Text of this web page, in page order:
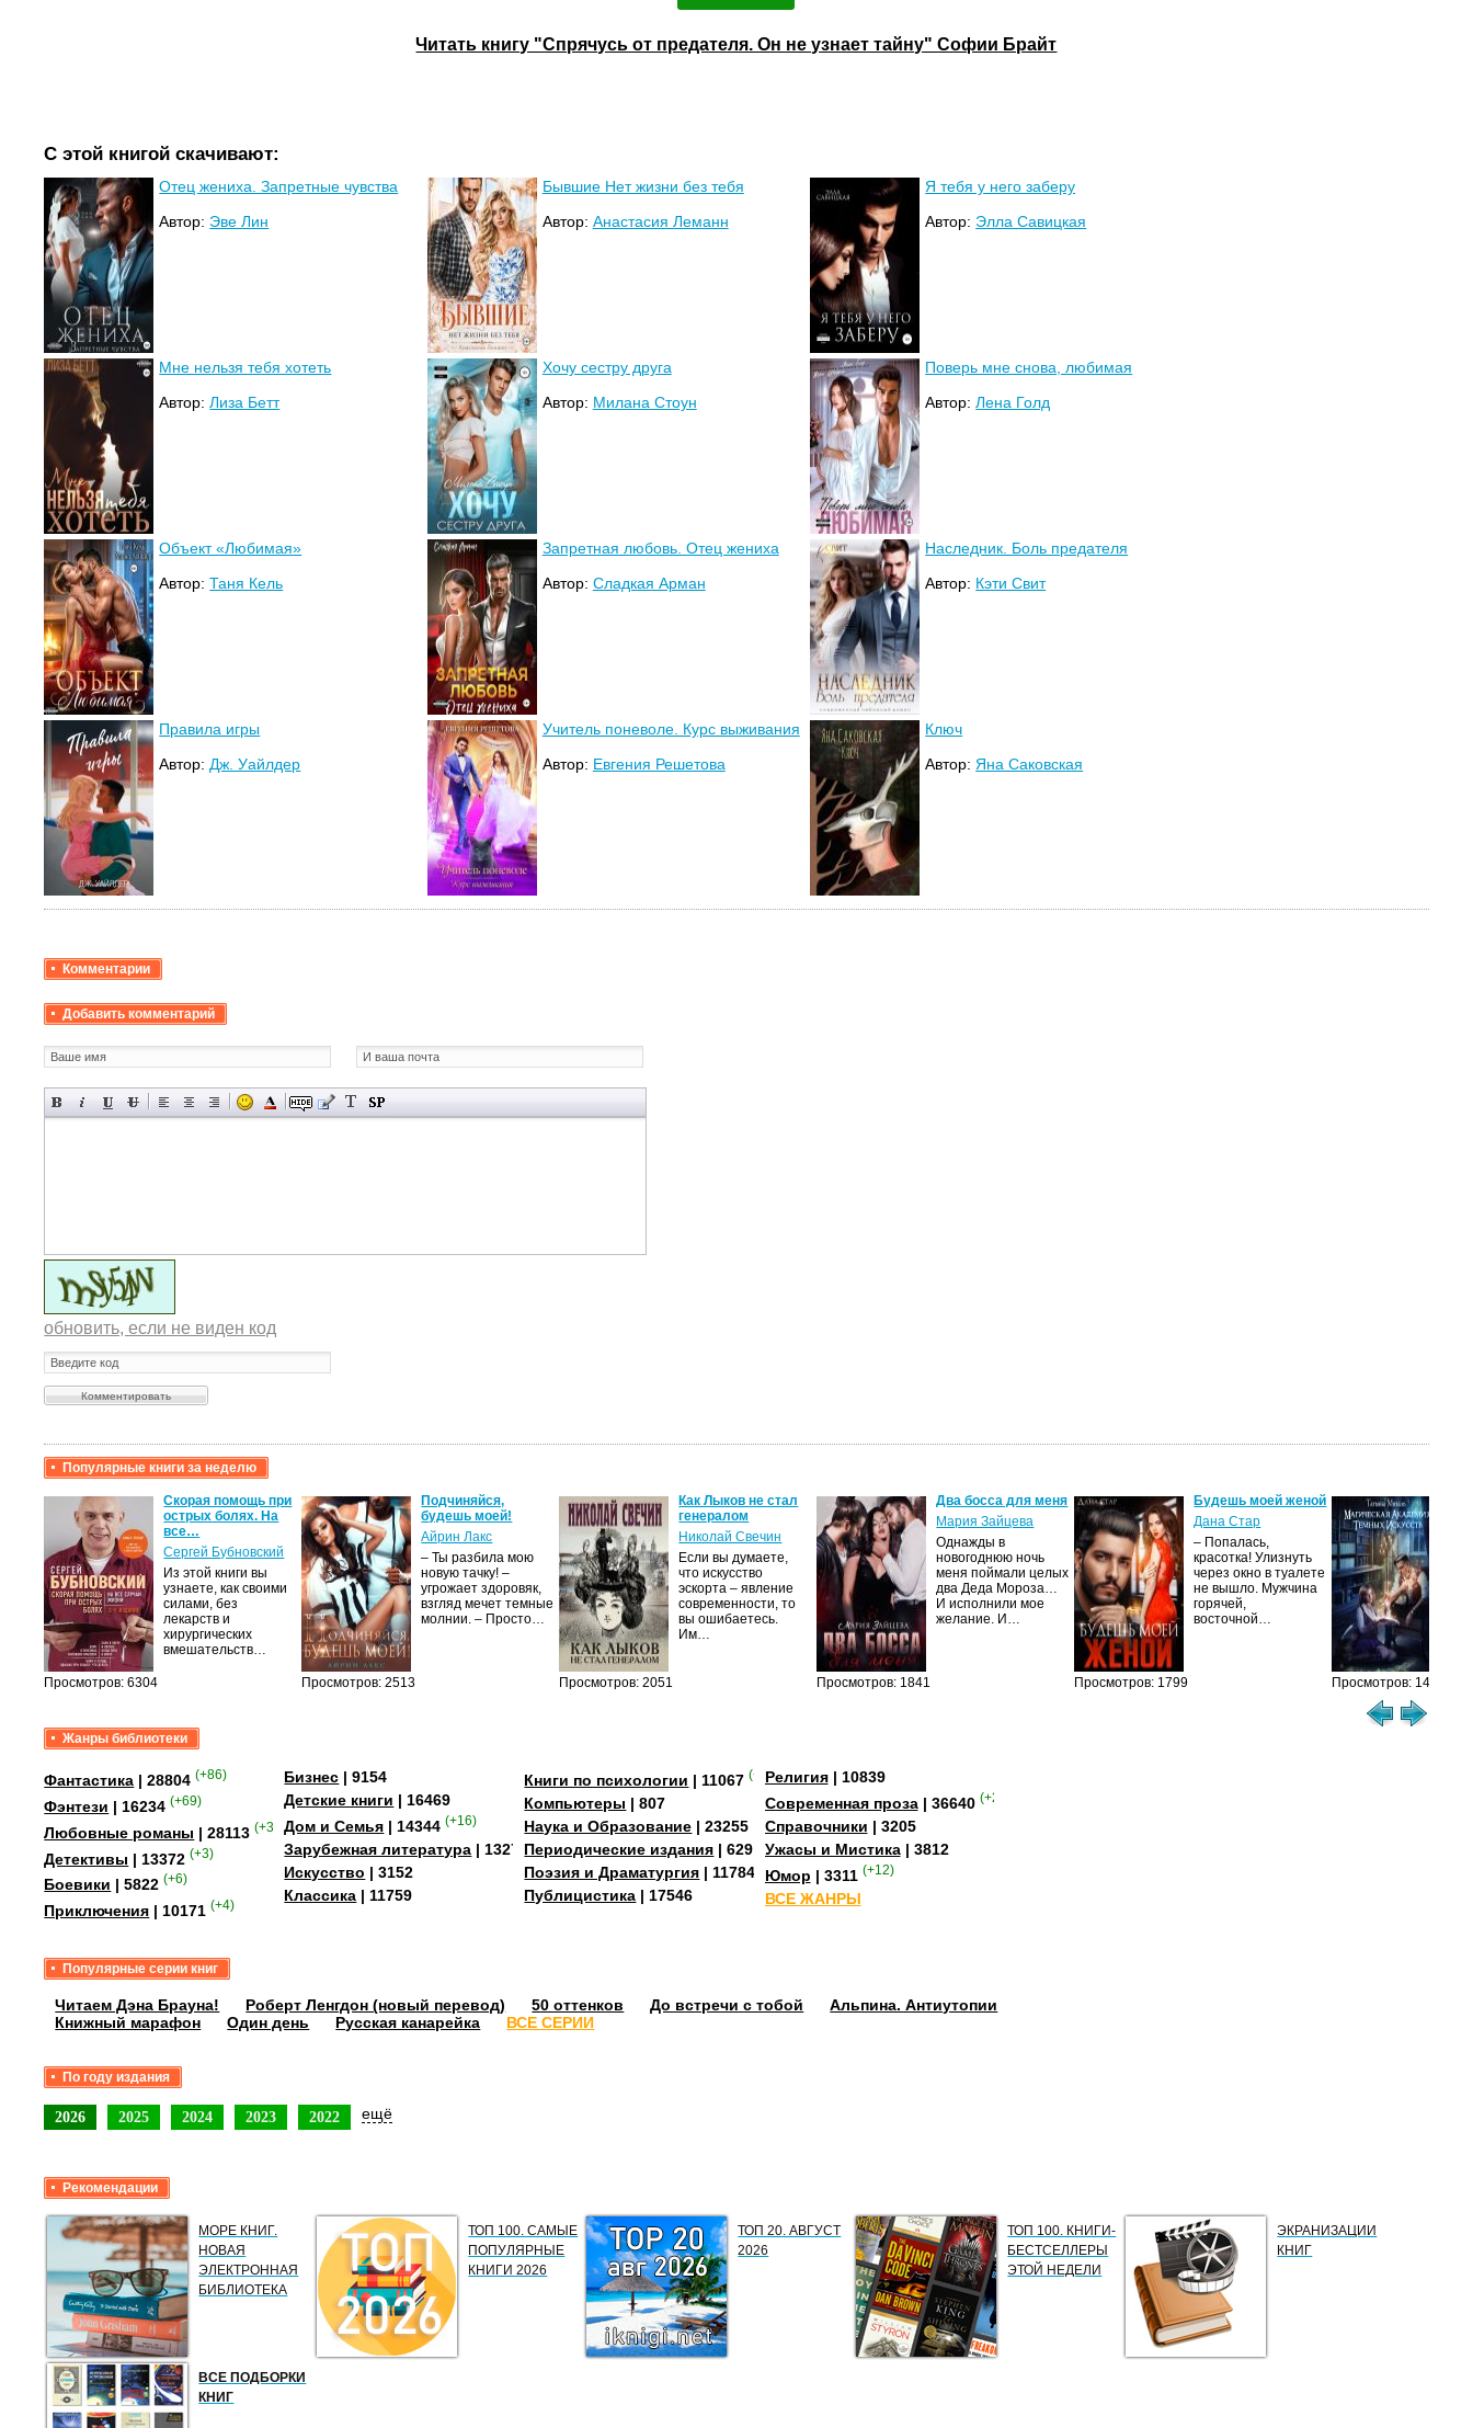
Читать книгу "Спрячусь от предателя. Он не узнает тайну" Софии Брайт
С этой книгой скачивают:
Отец жениха. Запретные чувства
Автор: Эве Лин
Бывшие Нет жизни без тебя
Автор: Анастасия Леманн
Я тебя у него заберу
Автор: Элла Савицкая
Мне нельзя тебя хотеть
Автор:Лиза Бетт
Хочу сестру друга
Автор: Милана Стоун
Поверь мне снова, любимая
Автор:Лена Голд
Объект «Любимая»
Автор:Таня Кель
Запретная любовь. Отец жениха
Автор: Сладкая Арман
Наследник. Боль предателя
Автор: Кэти Свит
Правила игры
Автор: Дж. Уайлдер
Учитель поневоле. Курс выживания
Автор: Евгения Решетова
Ключ
Автор: Яна Саковская
Комментарии
Добавить комментарий
обновить, если не виден код
Популярные книги за неделю
Просмотров: 6304
Скорая помощь при
острых болях. На
все…
Сергей Бубновский
Из этой книги вы
узнаете, как своими
силами, без
лекарств и
хирургических
вмешательств…
Просмотров: 2513
Подчиняйся,
будешь моей!
Айрин Лакс
– Ты разбила мою
новую тачку! –
угрожает здоровяк,
взгляд мечет темные
молнии. – Просто…
Просмотров: 2051
Как Лыков не стал
генералом
Николай Свечин
Если вы думаете,
что искусство
эскорта – явление
современности, то
вы ошибаетесь.
Им…
Просмотров: 1841
Два босса для меня
Мария Зайцева
Однажды в
новогоднюю ночь
меня поймали целых
два Деда Мороза…
И исполнили мое
желание. И…
Просмотров: 1799
Будешь моей женой
Дана Стар
– Попалась,
красотка! Улизнуть
через окно в туалете
не вышло. Мужчина
горячей,
восточной…
Просмотров: 1459
Жанры библиотеки
Фантастика | 28804 (+86)
Фэнтези | 16234 (+69)
Любовные романы | 28113 (+358)
Детективы | 13372 (+3)
Боевики | 5822 (+6)
Приключения | 10171 (+4)
Бизнес | 9154
Детские книги | 16469
Дом и Семья | 14344 (+16)
Зарубежная литература | 13273
Искусство | 3152
Классика | 11759
Книги по психологии | 11067 (+3)
Компьютеры | 807
Наука и Образование | 23255
Периодические издания | 629
Поэзия и Драматургия | 11784
Публицистика | 17546
Религия| 10839
Современная проза| 36640 (+2)
Справочники | 3205
Ужасы и Мистика| 3812
Юмор | 3311 (+12)
ВСЕ ЖАНРЫ
Популярные серии книг
Читаем Дэна Брауна! Роберт Ленгдон (новый перевод) 50 оттенков До встречи с тобой
Альпина. Антиутопии
Книжный марафон
Один день Русская канарейка ВСЕ СЕРИИ
По году издания
2026 2025 2024 2023 2022 ещё
Рекомендации
МОРЕ КНИГ.
НОВАЯ
ЭЛЕКТРОННАЯ
БИБЛИОТЕКА
ТОП 100. САМЫЕ
ПОПУЛЯРНЫЕ
КНИГИ 2026
ТОП 20. АВГУСТ
2026
ТОП 100. КНИГИ-
БЕСТСЕЛЛЕРЫ
ЭТОЙ НЕДЕЛИ
ЭКРАНИЗАЦИИ
КНИГ
ВСЕ ПОДБОРКИ
КНИГ